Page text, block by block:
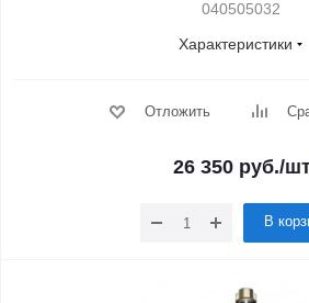
040505032
Характеристики
Отложить
26 350руб./
В